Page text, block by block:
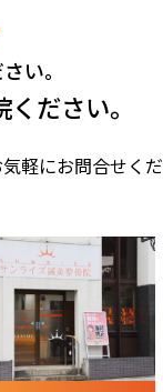
い。
ださい。
軽にお問合せくだ